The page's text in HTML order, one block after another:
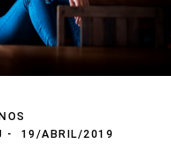
19/ABRIL/2019